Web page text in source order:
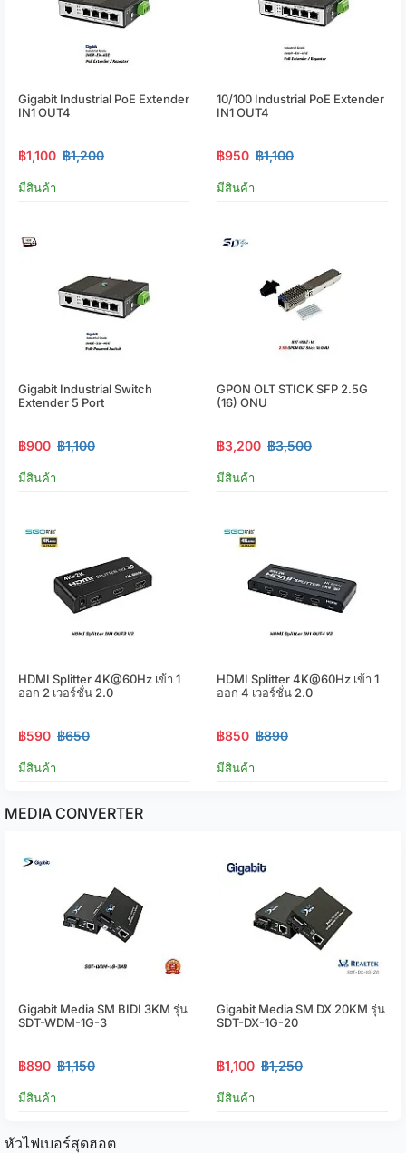
Gigabit Industrial PoE Extender
IN1 OUT4
฿1,100 ฿1,200
มีสินค้า
10/100 Industrial PoE Extender
IN1 OUT4
฿950 ฿1,100
มีสินค้า
Gigabit Industrial Switch
Extender 5 Port
฿900 ฿1,100
มีสินค้า
GPON OLT STICK SFP 2.5G
(16) ONU
฿3,200 ฿3,500
มีสินค้า
HDMI Splitter 4K@60Hz เข้า 1
ออก 2 เวอร์ชั่น 2.0
฿590 ฿650
มีสินค้า
HDMI Splitter 4K@60Hz เข้า 1
ออก 4 เวอร์ชั่น 2.0
฿850 ฿890
มีสินค้า
MEDIA CONVERTER
Gigabit Media SM BIDI 3KM รุ่น
SDT-WDM-1G-3
฿890 ฿1,150
มีสินค้า
Gigabit Media SM DX 20KM รุ่น
SDT-DX-1G-20
฿1,100 ฿1,250
มีสินค้า
หัวไฟเบอร์สุดฮอต